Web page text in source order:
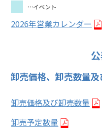
…イベント
2026年営業カレンダー
卸売価格、卸売数量
卸売価格及び卸売数量
卸売予定数量